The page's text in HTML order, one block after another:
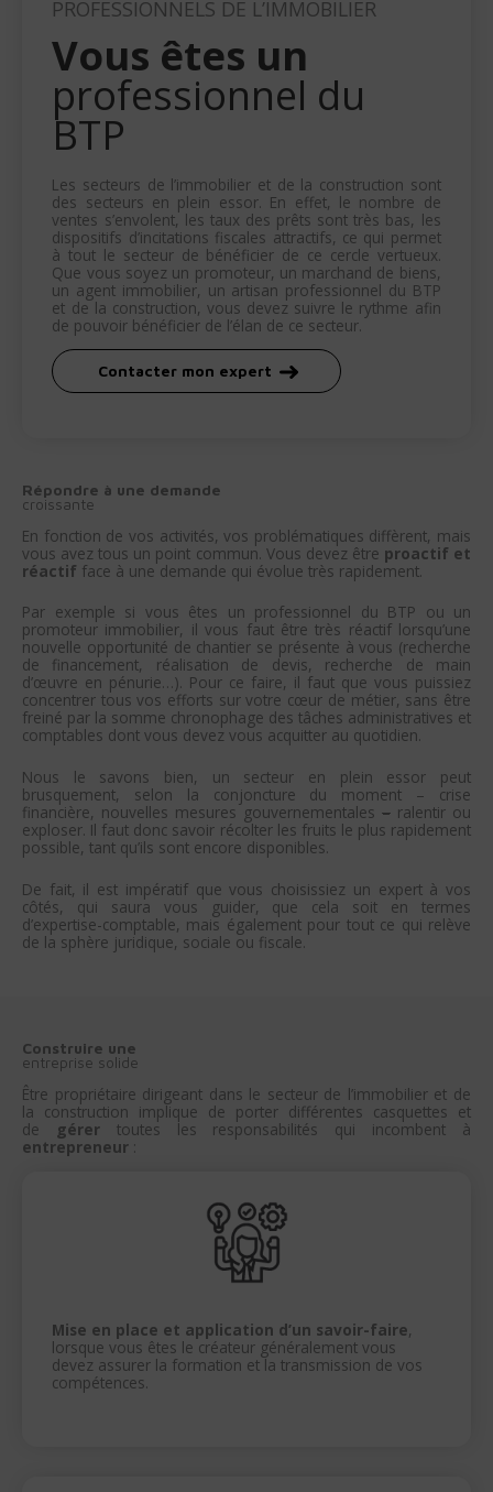
PROFESSIONNELS DE L’IMMOBILIER
Vous êtes un
professionnel du
BTP
Les secteurs de l’immobilier et de la construction sont
des secteurs en plein essor. En effet, le nombre de
ventes s’envolent, les taux des prêts sont très bas, les
dispositifs d’incitations fiscales attractifs, ce qui permet
à tout le secteur de bénéficier de ce cercle vertueux.
Que vous soyez un promoteur, un marchand de biens,
un agent immobilier, un artisan professionnel du BTP
et de la construction, vous devez suivre le rythme afin
de pouvoir bénéficier de l’élan de ce secteur.
Contacter mon expert
Répondre à une demande
croissante
En fonction de vos activités, vos problématiques diffèrent, mais
vous avez tous un point commun. Vous devez être proactif et
réactif face à une demande qui évolue très rapidement.
Par exemple si vous êtes un professionnel du BTP ou un
promoteur immobilier, il vous faut être très réactif lorsqu’une
nouvelle opportunité de chantier se présente à vous (recherche
de financement, réalisation de devis, recherche de main
d’œuvre en pénurie…). Pour ce faire, il faut que vous puissiez
concentrer tous vos efforts sur votre cœur de métier, sans être
freiné par la somme chronophage des tâches administratives et
comptables dont vous devez vous acquitter au quotidien.
Nous le savons bien, un secteur en plein essor peut
brusquement, selon la conjoncture du moment – crise
financière, nouvelles mesures gouvernementales – ralentir ou
exploser. Il faut donc savoir récolter les fruits le plus rapidement
possible, tant qu’ils sont encore disponibles.
De fait, il est impératif que vous choisissiez un expert à vos
côtés, qui saura vous guider, que cela soit en termes
d’expertise-comptable, mais également pour tout ce qui relève
de la sphère juridique, sociale ou fiscale.
Construire une
entreprise solide
Être propriétaire dirigeant dans le secteur de l’immobilier et de
la construction implique de porter différentes casquettes et
de
gérer toutes les responsabilités qui incombent à
entrepreneur :
Mise en place et application d’un savoir-faire,
lorsque vous êtes le créateur généralement vous
devez assurer la formation et la transmission de vos
compétences.